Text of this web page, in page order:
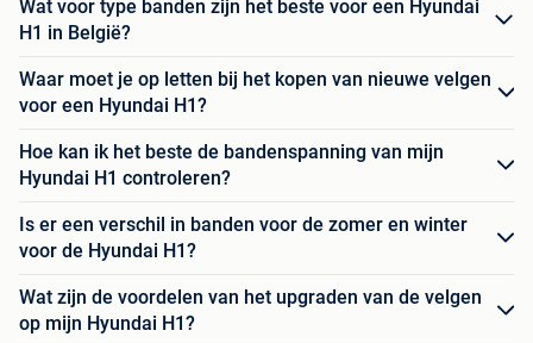
Wat voor type banden zijn het beste voor een Hyundai
H1 in België?
Waar moet je op letten bij het kopen van nieuwe velgen
voor een Hyundai H1?
Hoe kan ik het beste de bandenspanning van mijn
Hyundai H1 controleren?
Is er een verschil in banden voor de zomer en winter
voor de Hyundai H1?
Wat zijn de voordelen van het upgraden van de velgen
op mijn Hyundai H1?